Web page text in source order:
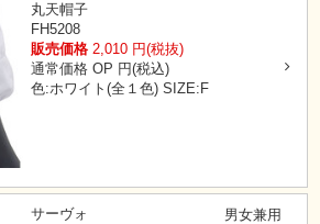
丸天帽子
FH5208
販売価格 2,010 円(税抜)
通常価格 OP 円(税込)
色:ホワイト(全１色) SIZE:F
男女兼用
サーヴォ